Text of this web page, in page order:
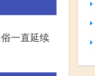
一直延续